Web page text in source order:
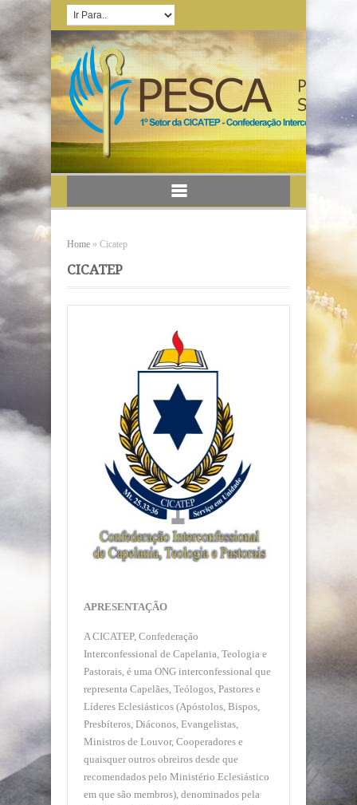
Home » Cicatep
CICATEP
APRESENTAÇÃO
A CICATEP, Confederação
Interconfessional de Capelania, Teologia e
Pastorais, é uma ONG interconfessional que
representa Capelães, Teólogos, Pastores e
Líderes Eclesiásticos (Apóstolos, Bispos,
Presbíteros, Diáconos, Evangelistas,
Ministros de Louvor, Cooperadores e
quaisquer outros obreiros desde que
recomendados pelo Ministério Eclesiástico
em que são membros), denominados pela